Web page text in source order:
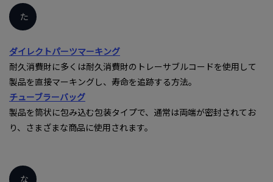
た
ダイレクトパーツマーキング
耐久消費財に多くは耐久消費財のトレーサブルコードを使用して
製品を直接マーキングし、寿命を追跡する方法。
チューブラーバッグ
製品を筒状に包み込む包装タイプで、通常は両端が密封されてお
り、さまざまな商品に使用されます。
な